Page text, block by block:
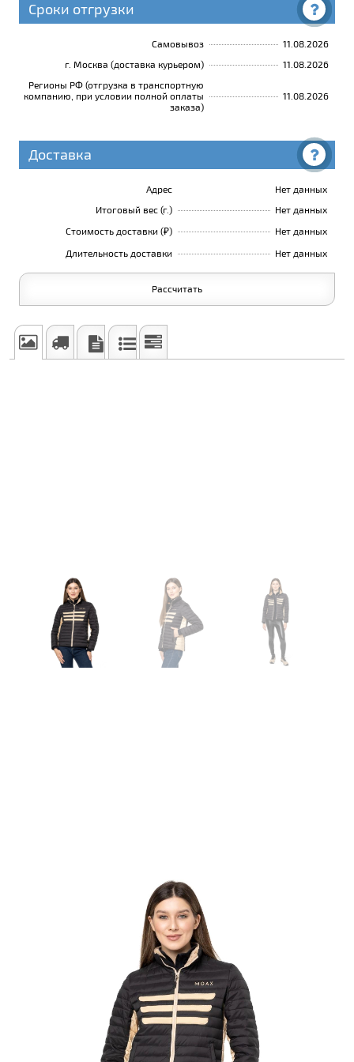
Сроки отгрузки
Самовывоз
11.08.2026
г. Москва (доставка курьером)
11.08.2026
Регионы РФ (отгрузка в транспортную
компанию, при условии полной оплаты
заказа)
11.08.2026
Доставка
Адрес
Нет данных
Итоговый вес (г.)
Нет данных
Стоимость доставки (₽)
Нет данных
Длительность доставки
Нет данных
Рассчитать